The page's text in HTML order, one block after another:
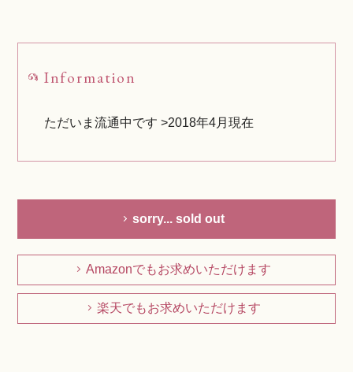
Information
ただいま流通中です >2018年4月現在
sorry... sold out
Amazonでもお求めいただけます
楽天でもお求めいただけます